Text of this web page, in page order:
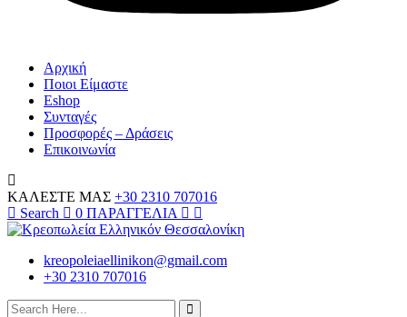
Αρχική
Ποιοι Είμαστε
Eshop
Συνταγές
Προσφορές – Δράσεις
Επικοινωνία
ΚΑΛΕΣΤΕ ΜΑΣ +30 2310 707016
Search
0 ΠΑΡΑΓΓΕΛΙΑ
kreopoleiaellinikon@gmail.com
+30 2310 707016